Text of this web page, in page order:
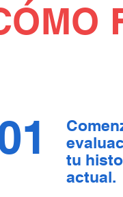
tu
actual.